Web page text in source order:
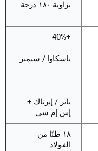
بزاوية ١٨٠ درجة
ياسكاوا / سيمنز
بانر / إيرتاك +
إس إم سي
١٨ طنًا من
الفولاذ